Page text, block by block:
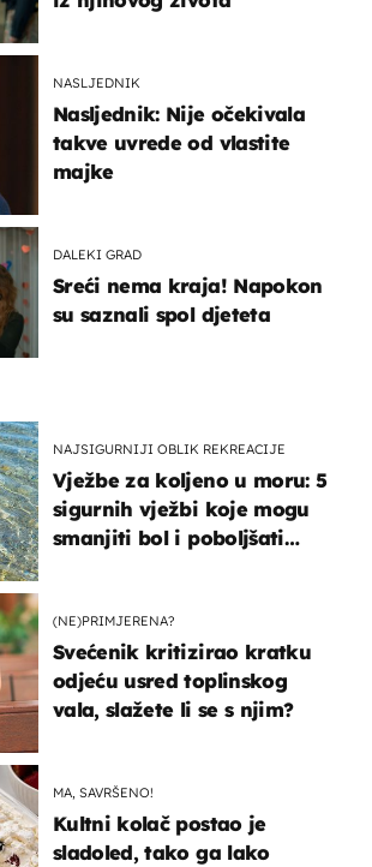
NASLJEDNIK
Nasljednik: Nije očekivala
takve uvrede od vlastite
majke
DALEKI GRAD
Sreći nema kraja! Napokon
su saznali spol djeteta
NAJSIGURNIJI OBLIK REKREACIJE
Vježbe za koljeno u moru: 5
sigurnih vježbi koje mogu
smanjiti bol i poboljšati
(NE)PRIMJERENA?
Svećenik kritizirao kratku
odjeću usred toplinskog
vala, slažete li se s njim?
MA, SAVRŠENO!
Kultni kolač postao je
sladoled, tako ga lako